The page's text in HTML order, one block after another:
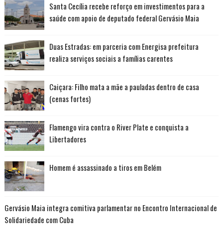
Santa Cecília recebe reforço em investimentos para a
saúde com apoio de deputado federal Gervásio Maia
Duas Estradas: em parceria com Energisa prefeitura
realiza serviços sociais a famílias carentes
Caiçara: Filho mata a mãe a pauladas dentro de casa
(cenas fortes)
Flamengo vira contra o River Plate e conquista a
Libertadores
Homem é assassinado a tiros em Belém
Gervásio Maia integra comitiva parlamentar no Encontro Internacional de
Solidariedade com Cuba